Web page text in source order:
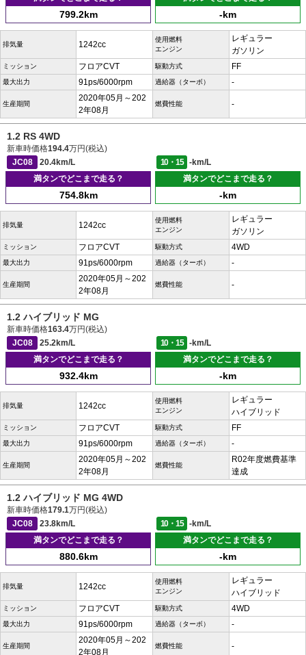
799.2km -km
排気量 1242cc
使用燃料
エンジン
レギュラー
ガソリン
ミッション フロアCVT 駆動方式 FF
最大出力 91ps/6000rpm 過給器（ターボ） -
生産期間
2020年05月～202
2年08月
燃費性能 -
1.2 RS 4WD
新車時価格194.4万円(税込)
JC08
20.4km/L 10・15
-km/L
満タンでどこまで走る？
754.8km
満タンでどこまで走る？
-km
排気量 1242cc
使用燃料
エンジン
レギュラー
ガソリン
ミッション フロアCVT 駆動方式 4WD
最大出力 91ps/6000rpm 過給器（ターボ） -
生産期間
2020年05月～202
2年08月
燃費性能 -
1.2 ハイブリッド MG
新車時価格163.4万円(税込)
JC08
25.2km/L 10・15
-km/L
満タンでどこまで走る？
932.4km
満タンでどこまで走る？
-km
排気量 1242cc
使用燃料
エンジン
レギュラー
ハイブリッド
ミッション フロアCVT 駆動方式 FF
最大出力 91ps/6000rpm 過給器（ターボ） -
生産期間
2020年05月～202
2年08月
燃費性能
R02年度燃費基準
達成
1.2 ハイブリッド MG 4WD
新車時価格179.1万円(税込)
JC08
23.8km/L 10・15
-km/L
満タンでどこまで走る？
880.6km
満タンでどこまで走る？
-km
排気量 1242cc
使用燃料
エンジン
レギュラー
ハイブリッド
ミッション フロアCVT 駆動方式 4WD
最大出力 91ps/6000rpm 過給器（ターボ） -
生産期間
2020年05月～202
2年08月
燃費性能 -